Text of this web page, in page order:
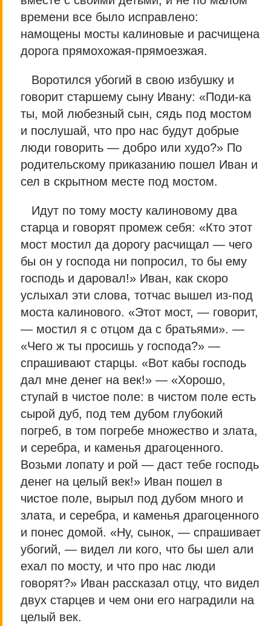
времени все было исправлено:
намощены мосты калиновые и расчищена
дорога прямохожая-прямоезжая.
Воротился убогий в свою избушку и
говорит старшему сыну Ивану: «Поди-ка
ты, мой любезный сын, сядь под мостом
и послушай, что про нас будут добрые
люди говорить — добро или худо?» По
родительскому приказанию пошел Иван и
сел в скрытном месте под мостом.
Идут по тому мосту калиновому два
старца и говорят промеж себя: «Кто этот
мост мостил да дорогу расчищал — чего
бы он у господа ни попросил, то бы ему
господь и даровал!» Иван, как скоро
услыхал эти слова, тотчас вышел из-под
моста калинового. «Этот мост, — говорит,
— мостил я с отцом да с братьями». —
«Чего ж ты просишь у господа?» —
спрашивают старцы. «Вот кабы господь
дал мне денег на век!» — «Хорошо,
ступай в чистое поле: в чистом поле есть
сырой дуб, под тем дубом глубокий
погреб, в том погребе множество и злата,
и серебра, и каменья драгоценного.
Возьми лопату и рой — даст тебе господь
денег на целый век!» Иван пошел в
чистое поле, вырыл под дубом много и
злата, и серебра, и каменья драгоценного
и понес домой. «Ну, сынок, — спрашивает
убогий, — видел ли кого, что бы шел али
ехал по мосту, и что про нас люди
говорят?» Иван рассказал отцу, что видел
двух старцев и чем они его наградили на
целый век.